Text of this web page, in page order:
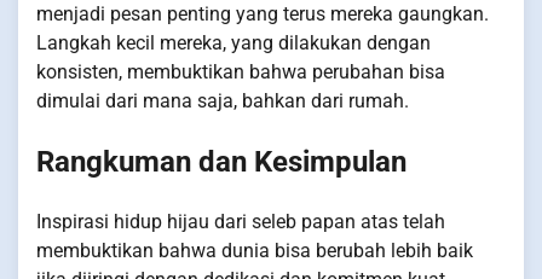
menjadi pesan penting yang terus mereka gaungkan.
Langkah kecil mereka, yang dilakukan dengan
konsisten, membuktikan bahwa perubahan bisa
dimulai dari mana saja, bahkan dari rumah.
Rangkuman dan Kesimpulan
Inspirasi hidup hijau dari seleb papan atas telah
membuktikan bahwa dunia bisa berubah lebih baik